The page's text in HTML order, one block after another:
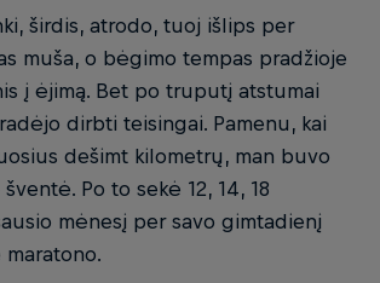
širdis, atrodo, tuoj išlips per
muša, o bėgimo tempas pradžioje
į ėjimą. Bet po truputį atstumai
dirbti teisingai. Pamenu, kai
dešimt kilometrų, man buvo
Po to sekė 12, 14, 18
mėnesį per savo gimtadienį